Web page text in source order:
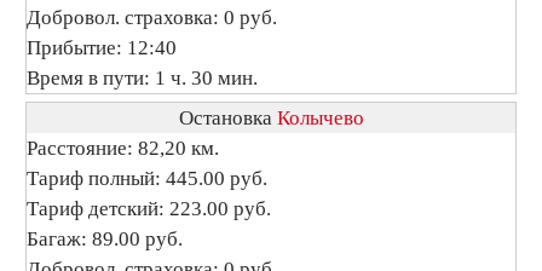
Добровол. страховка: 0 руб.
Прибытие: 12:40
Время в пути: 1 ч. 30 мин.
Остановка Колычево
Расстояние: 82,20 км.
Тариф полный: 445.00 руб.
Тариф детский: 223.00 руб.
Багаж: 89.00 руб.